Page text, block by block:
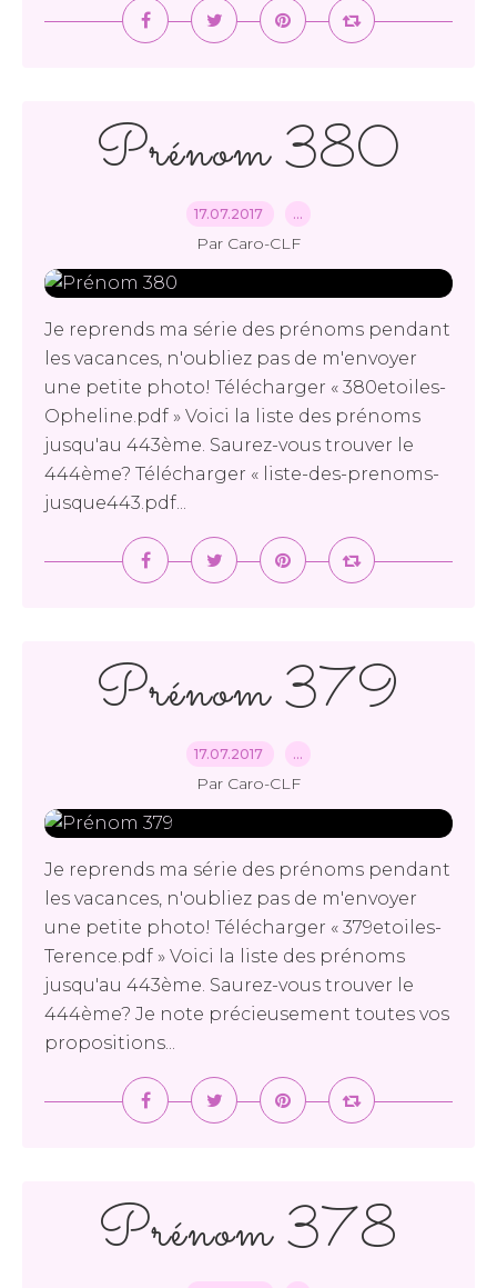
Prénom 380
17.07.2017 …
Par Caro-CLF
Je reprends ma série des prénoms pendant
les vacances, n'oubliez pas de m'envoyer
une petite photo! Télécharger « 380etoiles-
Opheline.pdf » Voici la liste des prénoms
jusqu'au 443ème. Saurez-vous trouver le
444ème? Télécharger « liste-des-prenoms-
jusque443.pdf...
Prénom 379
17.07.2017 …
Par Caro-CLF
Je reprends ma série des prénoms pendant
les vacances, n'oubliez pas de m'envoyer
une petite photo! Télécharger « 379etoiles-
Terence.pdf » Voici la liste des prénoms
jusqu'au 443ème. Saurez-vous trouver le
444ème? Je note précieusement toutes vos
propositions...
Prénom 378